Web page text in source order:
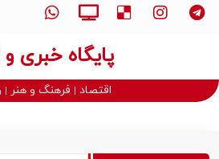
پایگاه خبری
اقتصاد فرهنگ و هنر